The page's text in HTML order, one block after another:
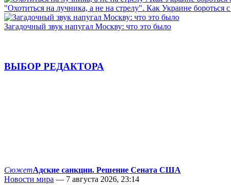
"Охотиться на лучника, а не на стрелу". Как Украине бороться
Загадочный звук напугал Москву: что это было
ВЫБОР РЕДАКТОРА
СюжетАдские санкции. Решение Сената США
Новости мира — 7 августа 2026, 23:14